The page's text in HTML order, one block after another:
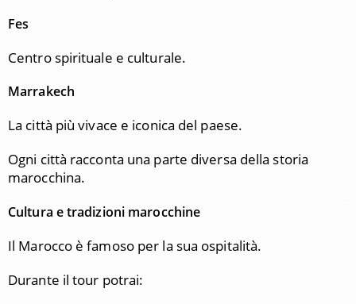
Fes
Centro spirituale e culturale.
Marrakech
La città più vivace e iconica del paese.
Ogni città racconta una parte diversa della storia
marocchina.
Cultura e tradizioni marocchine
Il Marocco è famoso per la sua ospitalità.
Durante il tour potrai: